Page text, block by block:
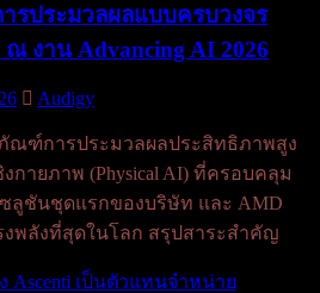
รประมวลผลแบบครบวงจร
งาน Advancing AI 2026
Audigy
ฑ์การประมวลผลประสิทธิภาพสูง
กายภาพ (Physical AI) ที่ครอบคลุม
ลูชันชุดแรกของบริษัท และ AMD
งพลังที่สุดในโลก สรุปสาระสำคัญ